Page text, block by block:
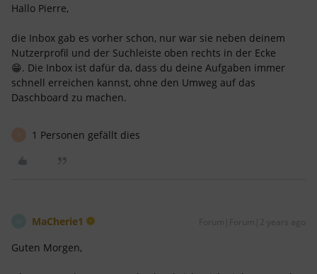
Hallo Pierre,
die Inbox gab es vorher schon, nur war sie neben deinem
Nutzerprofil und der Suchleiste oben rechts in der Ecke
😁. Die Inbox ist dafür da, dass du deine Aufgaben immer
schnell erreichen kannst, ohne den Umweg auf das
Daschboard zu machen.
1 Personen gefällt dies
MaCherie1 Forum|Forum|2 years ago
Guten Morgen,